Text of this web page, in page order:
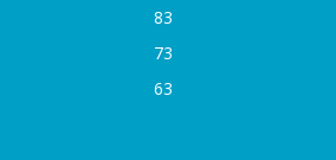
83
73
63